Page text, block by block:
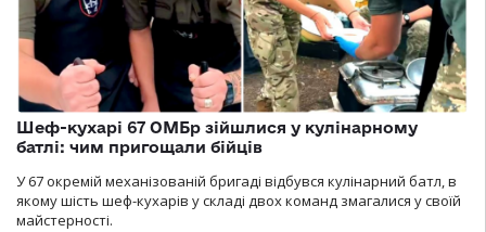
Шеф-кухарі 67 ОМБр зійшлися у кулінарному
батлі: чим пригощали бійців
У 67 окремій механізованій бригаді відбувся кулінарний батл, в
якому шість шеф-кухарів у складі двох команд змагалися у своїй
майстерності.